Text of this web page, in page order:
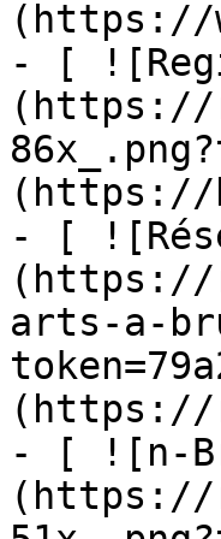
(https://
- [
(https://
(https://
- [
(https://
arts-a-
(https://
- [ ![n-
(https://